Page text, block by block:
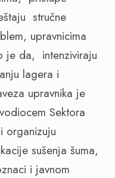
stručne
upravnicima
je da, intenziviraju
lagera i
upravnika je
Sektora
organizuju
sušenja šuma,
i javnom